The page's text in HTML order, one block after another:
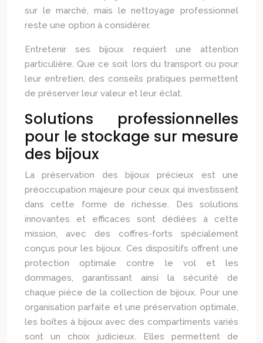
sur le marché, mais le nettoyage professionnel
reste une option à considérer.
Entretenir ses bijoux requiert une attention
particulière. Que ce soit lors du transport ou pour
leur entretien, des conseils pratiques permettent
de préserver leur valeur et leur éclat.
Solutions professionnelles
pour le stockage sur mesure
des bijoux
La préservation des bijoux précieux est une
préoccupation majeure pour ceux qui investissent
dans cette forme de richesse. Des solutions
innovantes et efficaces sont dédiées à cette
mission, avec des coffres-forts spécialement
conçus pour les bijoux. Ces dispositifs offrent une
protection optimale contre le vol et les
dommages, garantissant ainsi la sécurité de
chaque pièce de la collection de bijoux. Pour une
organisation parfaite et une préservation optimale,
les boîtes à bijoux avec des compartiments variés
sont un choix judicieux. Elles permettent de